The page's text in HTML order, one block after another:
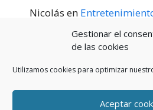
Gestionar el
de las cookies
Utilizamos cookies para optimizar
Aceptar
Nicolás en
principios de 2020